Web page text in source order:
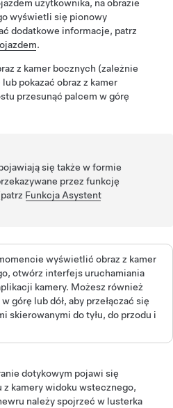
użytkownika, na obrazie
wyświetli się pionowy
dodatkowe informacje, patrz
.
z kamer bocznych (zależnie
pokazać obraz z kamer
przesunąć palcem w górę
się także w formie
przez funkcję
Funkcja Asystent
wyświetlić obraz z kamer
otwórz interfejs uruchamiania
kamery. Możesz również
górę lub dół, aby przełączać się
skierowanymi do tyłu, do przodu i
dotykowym pojawi się
z kamery widoku wstecznego,
należy spojrzeć w lusterka